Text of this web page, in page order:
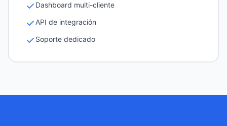
Dashboard multi-cliente
API de integración
Soporte dedicado